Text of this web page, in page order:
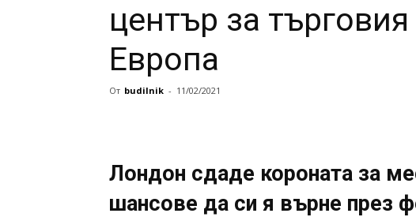
център за
Европа
От budilnik - 11/02/2021
Лондон сдаде короната за
шансове да си я върне през